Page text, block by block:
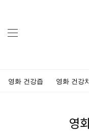
영화 건강즙 영화 건강
영